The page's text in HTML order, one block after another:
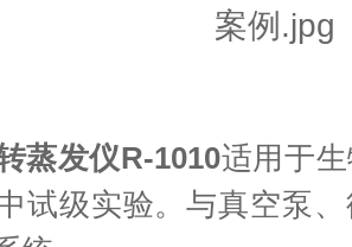
蒸发仪R-1010适用于
试级实验。与真空泵